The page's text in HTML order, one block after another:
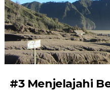
#3 Menjelajahi